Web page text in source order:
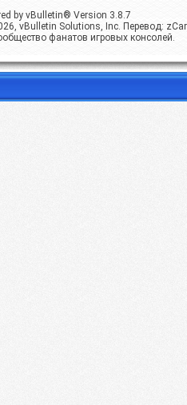
by vBulletin® Version 3.8.7
vBulletin Solutions, Inc. Перевод:
фанатов игровых консолей.